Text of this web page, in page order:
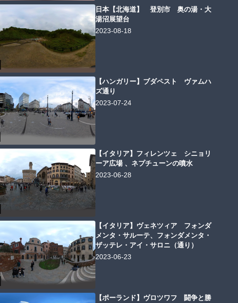
日本【北海道】 登別市 奥の湯・大
湯沼展望台
2023-08-18
【ハンガリー】ブダペスト ヴァムハ
ズ通り
2023-07-24
【イタリア】フィレンツェ シニョリ
ーア広場 、ネプチューンの噴水
2023-06-28
【イタリア】ヴェネツィア フォンダ
メンタ・サルーテ、フォンダメンタ・
ザッテレ・アイ・サロニ（通り）
2023-06-23
【ポーランド】ヴロツワフ 闘争と勝